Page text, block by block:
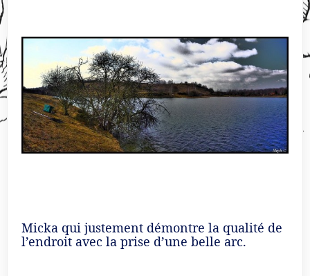
Micka qui justement démontre la qualité de
l’endroit avec la prise d’une belle arc.